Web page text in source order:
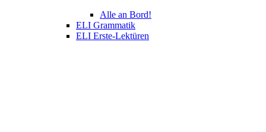
Alle an Bord!
ELI Grammatik
ELI Erste-Lektüren